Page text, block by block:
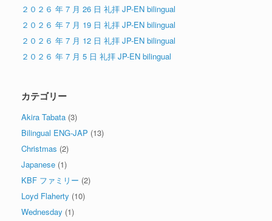
２０２６ 年 7 月 26 日 礼拝 JP-EN bilingual
２０２６ 年 7 月 19 日 礼拝 JP-EN bilingual
２０２６ 年 7 月 12 日 礼拝 JP-EN bilingual
２０２６ 年 7 月 5 日 礼拝 JP-EN bilingual
カテゴリー
Akira Tabata (3)
Bilingual ENG-JAP (13)
Christmas (2)
Japanese (1)
KBF ファミリー (2)
Loyd Flaherty (10)
Wednesday (1)